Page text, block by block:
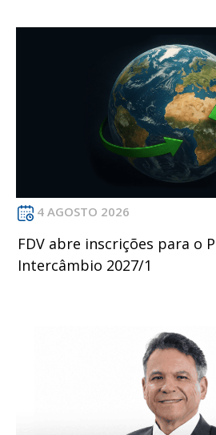
4 AGOSTO 2026
FDV abre inscrições para o
Intercâmbio 2027/1